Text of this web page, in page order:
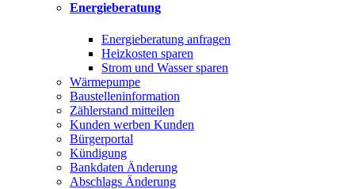
Energieberatung
Energieberatung anfragen
Heizkosten sparen
Strom und Wasser sparen
Wärmepumpe
Baustelleninformation
Zählerstand mitteilen
Kunden werben Kunden
Bürgerportal
Kündigung
Bankdaten Änderung
Abschlags Änderung